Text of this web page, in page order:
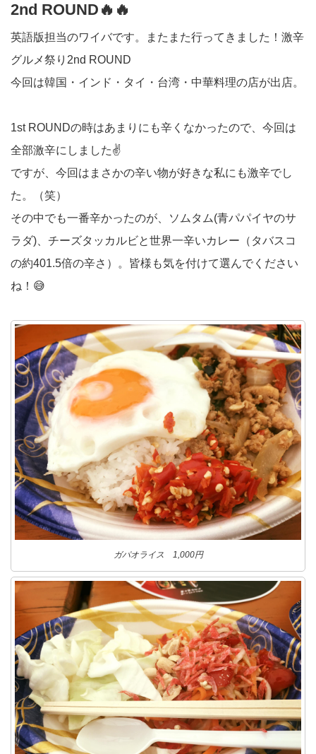
2nd ROUND🔥🔥
英語版担当のワイバです。またまた行ってきました！激辛
グルメ祭り2nd ROUND
今回は韓国・インド・タイ・台湾・中華料理の店が出店。
1st ROUNDの時はあまりにも辛くなかったので、今回は
全部激辛にしました✌️
ですが、今回はまさかの辛い物が好きな私にも激辛でし
た。（笑）
その中でも一番辛かったのが、ソムタム(青パパイヤのサ
ラダ)、チーズタッカルビと世界一辛いカレー（タバスコ
の約401.5倍の辛さ）。皆様も気を付けて選んでください
ね！😅
ガパオライス 1,000円